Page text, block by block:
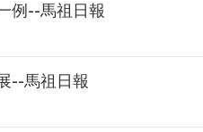
例--馬祖日報
--馬祖日報